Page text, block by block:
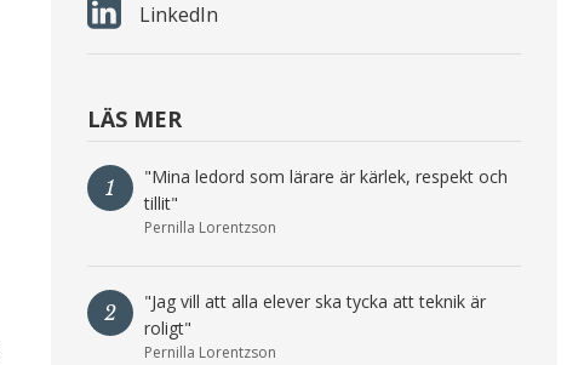
LinkedIn
LÄS MER
1
"Mina ledord som lärare är kärlek, respekt och
tillit"
Pernilla Lorentzson
2
"Jag vill att alla elever ska tycka att teknik är
roligt"
Pernilla Lorentzson